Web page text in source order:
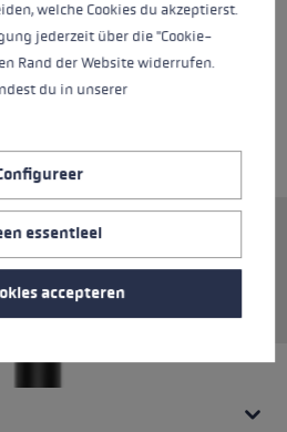
für LEKI FX.One
14x338mm.
welche Cookies du akzeptierst.
jederzeit über die "Cookie-
Rand der Website widerrufen.
du in unserer
essentieel
accepteren